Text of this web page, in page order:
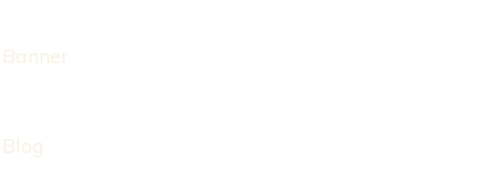
Banner
Blog